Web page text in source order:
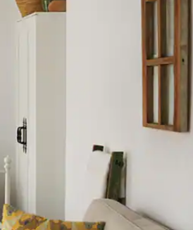
baixo do teclado ou tocando e